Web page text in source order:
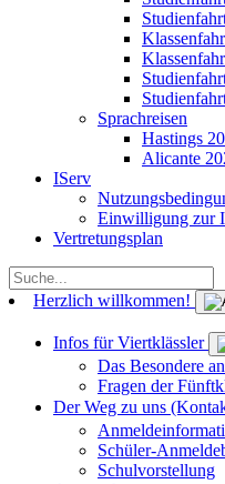
Sprachreisen
Hastings
Alicante
IServ
Einwilligung zur
Vertretungsplan
Herzlich willkommen!
Infos für Viertklässler
Das Besondere
Fragen der
Der Weg zu uns
Schüler-
Schulvorstellung